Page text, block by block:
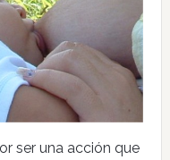
ser una acción que